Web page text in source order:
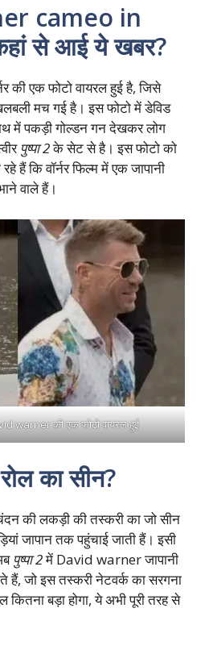
cameo in
से आई ये खबर?
की एक फोटो वायरल हुई है, जिसे
मच गई है। इस फोटो में डेविड
में पकड़ी गोल्डन गन देखकर लोग
पुष्पा 2के सेट से है। इस फोटो को
हैं कि वॉर्नर फिल्म में एक जापानी
वाले हैं।
warner की एक फोटो वायरल हुई
का सीन?
की लकड़ी की तस्करी का जो सीन
जापान तक पहुंचाई जाती हैं। इसी
पुष्पा 2में David warner जापानी
जो इस तस्करी नेटवर्क का सरगना
कितना बड़ा होगा, ये अभी पूरी तरह से